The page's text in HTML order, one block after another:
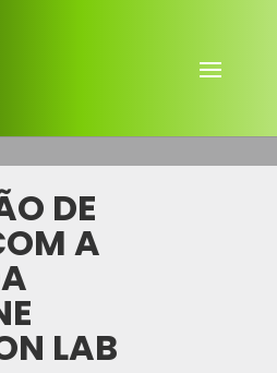
DE
A
LAB